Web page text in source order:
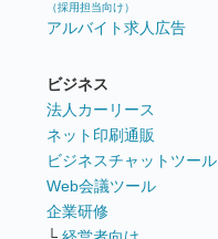
（採用担当向け）
アルバイト求人広告
ビジネス
法人カーリース
ネット印刷通販
ビジネスチャットツール
Web会議ツール
企業研修